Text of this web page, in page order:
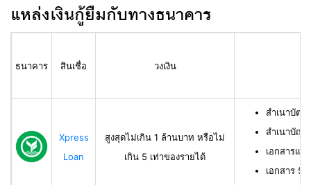
แหล่งเงินกู้ยืมกับทางธนาคาร
ธนาคาร สินเชื่อ วงเงิน
Xpress
Loan
สูงสุดไม่เกิน 1 ล้านบาท หรือไม่
เกิน 5 เท่าของรายได้
สำเนาบัตร
สำเนาบัญ
เอกสารแส
เอกสาร